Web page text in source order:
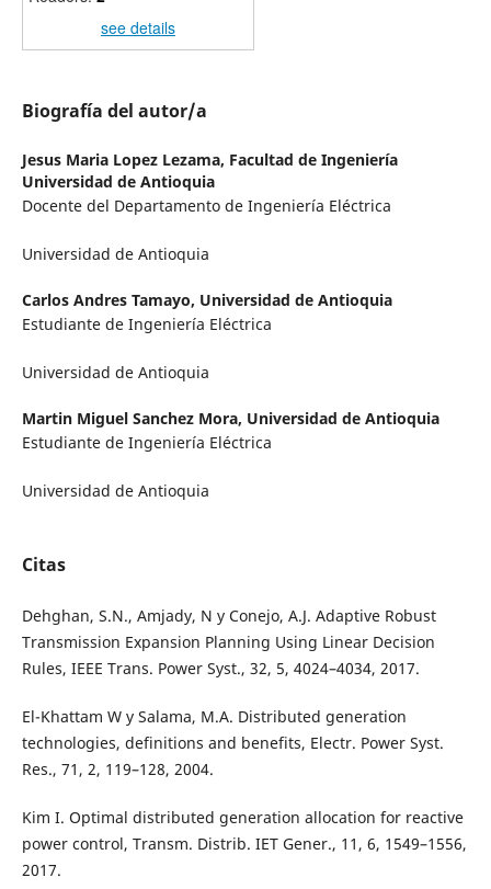
see details
Biografía del autor/a
Jesus Maria Lopez Lezama, Facultad de Ingeniería
Universidad de Antioquia
Docente del Departamento de Ingeniería Eléctrica
Universidad de Antioquia
Carlos Andres Tamayo, Universidad de Antioquia
Estudiante de Ingeniería Eléctrica
Universidad de Antioquia
Martin Miguel Sanchez Mora, Universidad de Antioquia
Estudiante de Ingeniería Eléctrica
Universidad de Antioquia
Citas
Dehghan, S.N., Amjady, N y Conejo, A.J. Adaptive Robust
Transmission Expansion Planning Using Linear Decision
Rules, IEEE Trans. Power Syst., 32, 5, 4024–4034, 2017.
El-Khattam W y Salama, M.A. Distributed generation
technologies, definitions and benefits, Electr. Power Syst.
Res., 71, 2, 119–128, 2004.
Kim I. Optimal distributed generation allocation for reactive
power control, Transm. Distrib. IET Gener., 11, 6, 1549–1556,
2017.